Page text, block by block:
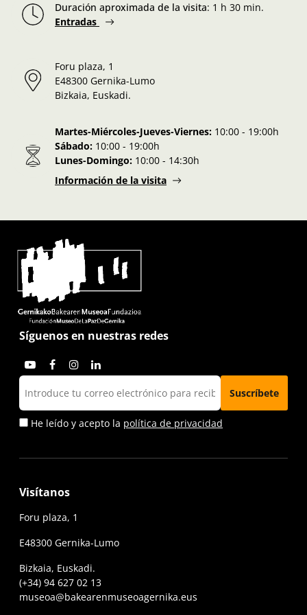
Duración aproximada de la visita: 1 h 30 min.
Entradas
Foru plaza, 1
E48300 Gernika-Lumo
Bizkaia, Euskadi.
Martes-Miércoles-Jueves-Viernes: 10:00 - 19:00h
Sábado: 10:00 - 19:00h
Lunes-Domingo: 10:00 - 14:30h
Información de la visita
Síguenos en nuestras redes
He leído y acepto la política de privacidad
Visítanos
Foru plaza, 1
E48300 Gernika-Lumo
Bizkaia, Euskadi.
(+34) 94 627 02 13
museoa@bakearenmuseoagernika.eus